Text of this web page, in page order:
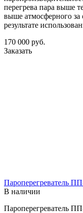
перегрева пара выше
выше атмосферного
результате
170 000 руб.
Заказать
Пароперегреватель
В наличии
Пароперегреватель